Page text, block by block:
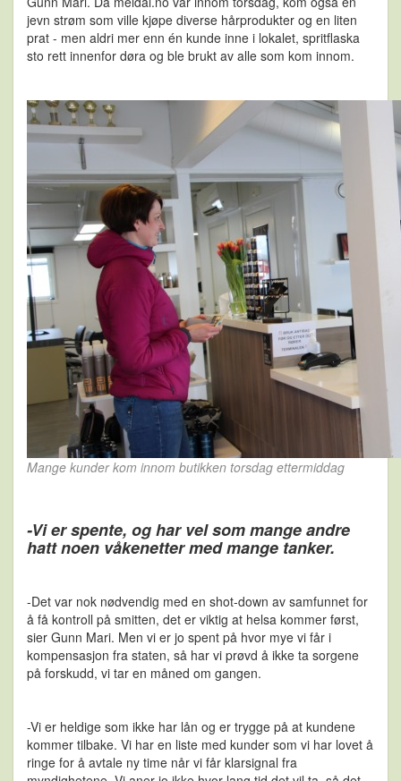
jevn strøm som ville kjøpe diverse hårprodukter og en liten
prat - men aldri mer enn én kunde inne i lokalet, spritflaska
sto rett innenfor døra og ble brukt av alle som kom innom.
Mange kunder kom innom butikken torsdag ettermiddag
-Vi er spente, og har vel som mange andre
hatt noen våkenetter med mange tanker.
-Det var nok nødvendig med en shot-down av samfunnet for
å få kontroll på smitten, det er viktig at helsa kommer først,
sier Gunn Mari. Men vi er jo spent på hvor mye vi får i
kompensasjon fra staten, så har vi prøvd å ikke ta sorgene
på forskudd, vi tar en måned om gangen.
-Vi er heldige som ikke har lån og er trygge på at kundene
kommer tilbake. Vi har en liste med kunder som vi har lovet å
ringe for å avtale ny time når vi får klarsignal fra